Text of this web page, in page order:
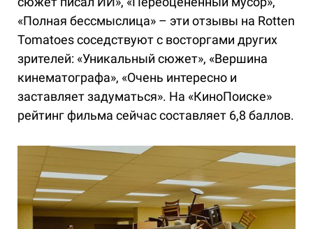
«Полная бессмыслица» – эти отзывы на Rotten
Tomatoes соседствуют с восторгами других
зрителей: «Уникальный сюжет», «Вершина
кинематографа», «Очень интересно и
заставляет задуматься». На «КиноПоиске»
рейтинг фильма сейчас составляет 6,8 баллов.